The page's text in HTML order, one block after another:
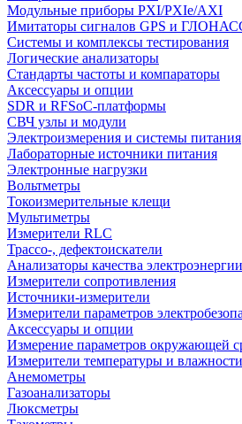
Модульные приборы PXI/PXIe/AXI
Имитаторы сигналов GPS и
Системы и комплексы тестирования
Логические анализаторы
Стандарты частоты и компараторы
Аксессуары и опции
SDR и RFSoC‑платформы
СВЧ узлы и модули
Электроизмерения и системы питания
Лабораторные источники питания
Электронные нагрузки
Вольтметры
Токоизмерительные клещи
Мультиметры
Измерители RLC
Трассо-, дефектоискатели
Анализаторы качества электроэнергии
Измерители сопротивления
Источники-измерители
Измерители параметров
Аксессуары и опции
Измерение параметров окружающей
Измерители температуры и влажности
Анемометры
Газоанализаторы
Люксметры